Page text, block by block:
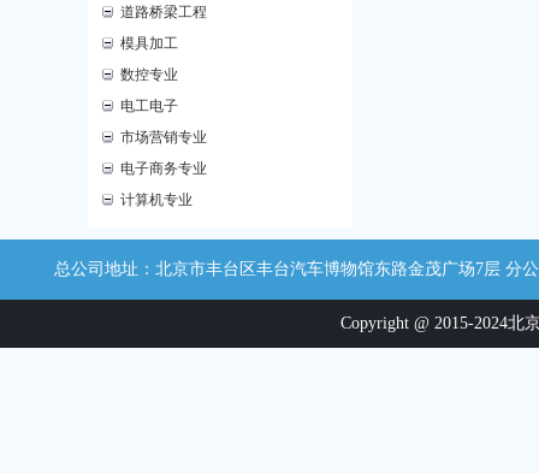
道路桥梁工程
模具加工
数控专业
电工电子
市场营销专业
电子商务专业
计算机专业
总公司地址：北京市丰台区丰台汽车博物馆东路金茂广场7层 分
Copyright @ 2015-2024北